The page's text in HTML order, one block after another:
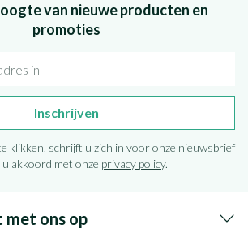
van nieuwe producten en
promoties
Inschrijven
klikken, schrijft u zich in voor onze nieuwsbrief
u akkoord met onze privacy policy.
met ons op